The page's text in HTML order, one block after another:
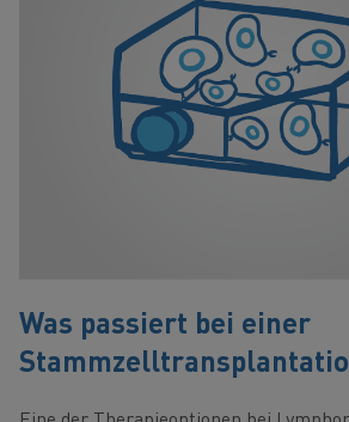
Was passiert bei einer